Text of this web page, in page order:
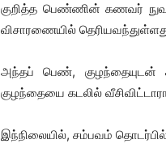
குறித்த பெண்ணின் கணவர்
விசாரணையில்
அந்தப் பெண், குழந்தையுடன்
குழந்தையை கடலில்
இந்நிலையில், சம்பவம்